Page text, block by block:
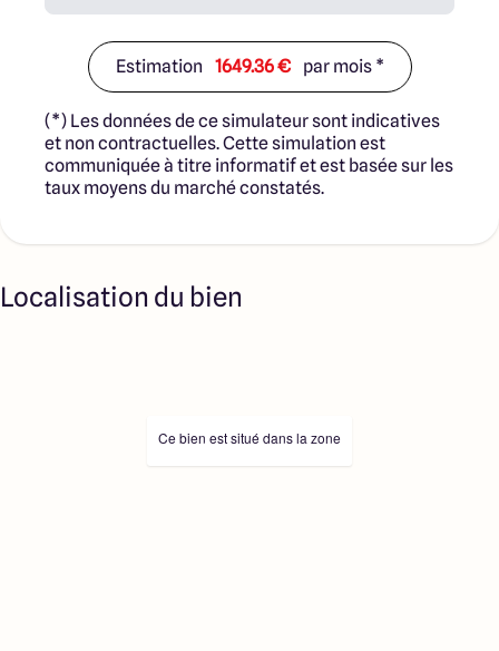
Estimation 1649.36 € par mois *
(*) Les données de ce simulateur sont indicatives
et non contractuelles. Cette simulation est
communiquée à titre informatif et est basée sur les
taux moyens du marché constatés.
Localisation du bien
Ce bien est situé dans la zone